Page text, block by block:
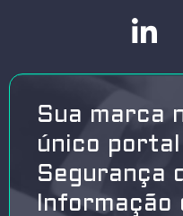
Sua marca
único portal
Segurança
Informação